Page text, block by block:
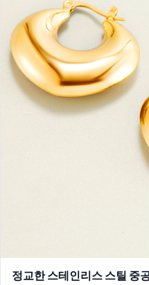
정교한 스테인리스 스틸 중